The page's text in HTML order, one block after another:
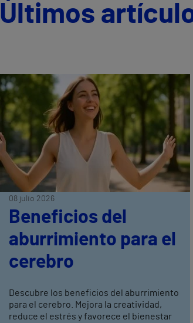
Últimos
08 julio 2026
Beneficios del
aburrimiento para el
cerebro
Descubre los beneficios del aburrimiento
para el cerebro. Mejora la creatividad,
reduce el estrés y favorece el bienestar